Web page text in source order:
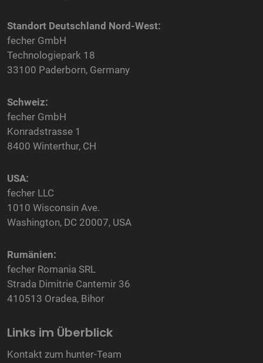
Standort Deutschland Nord-West:
fecher GmbH
Technologiepark 18
33100 Paderborn, Germany
Schweiz:
fecher GmbH
Konradstrasse 1
8400 Winterthur, CH
USA:
fecher LLC
1010 Wisconsin Ave.
Washington, DC 20007, USA
Rumänien:
fecher Romania SRL
Strada Dimitrie Cantemir 36
410513 Oradea, Bihor
Links im Überblick
Kontakt zum hunter-Team